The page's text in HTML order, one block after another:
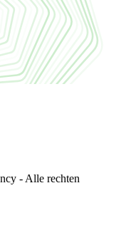
- Alle rechten